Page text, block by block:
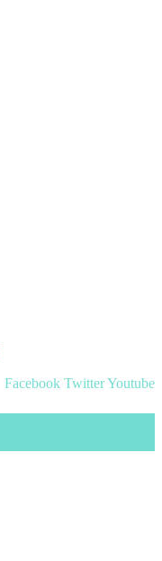
Facebook TwitterYoutube